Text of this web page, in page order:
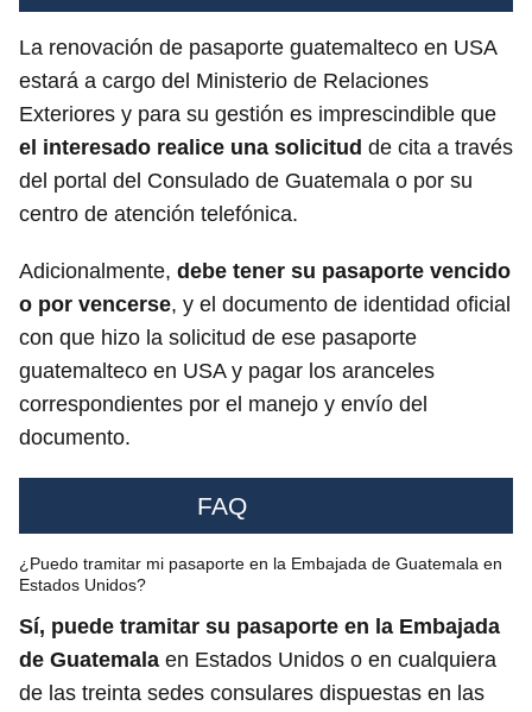
La renovación de pasaporte guatemalteco en USA
estará a cargo del Ministerio de Relaciones
Exteriores y para su gestión es imprescindible que
el interesado realice una solicitud de cita a través
del portal del Consulado de Guatemala o por su
centro de atención telefónica.
Adicionalmente, debe tener su pasaporte vencido
o por vencerse, y el documento de identidad oficial
con que hizo la solicitud de ese pasaporte
guatemalteco en USA y pagar los aranceles
correspondientes por el manejo y envío del
documento.
FAQ
¿Puedo tramitar mi pasaporte en la Embajada de Guatemala en
Estados Unidos?
Sí, puede tramitar su pasaporte en la Embajada
de Guatemala en Estados Unidos o en cualquiera
de las treinta sedes consulares dispuestas en las